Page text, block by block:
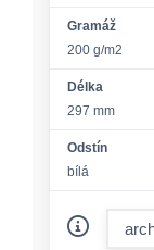
Gramáž
200 g/m2
Délka
297 mm
Odstín
bílá